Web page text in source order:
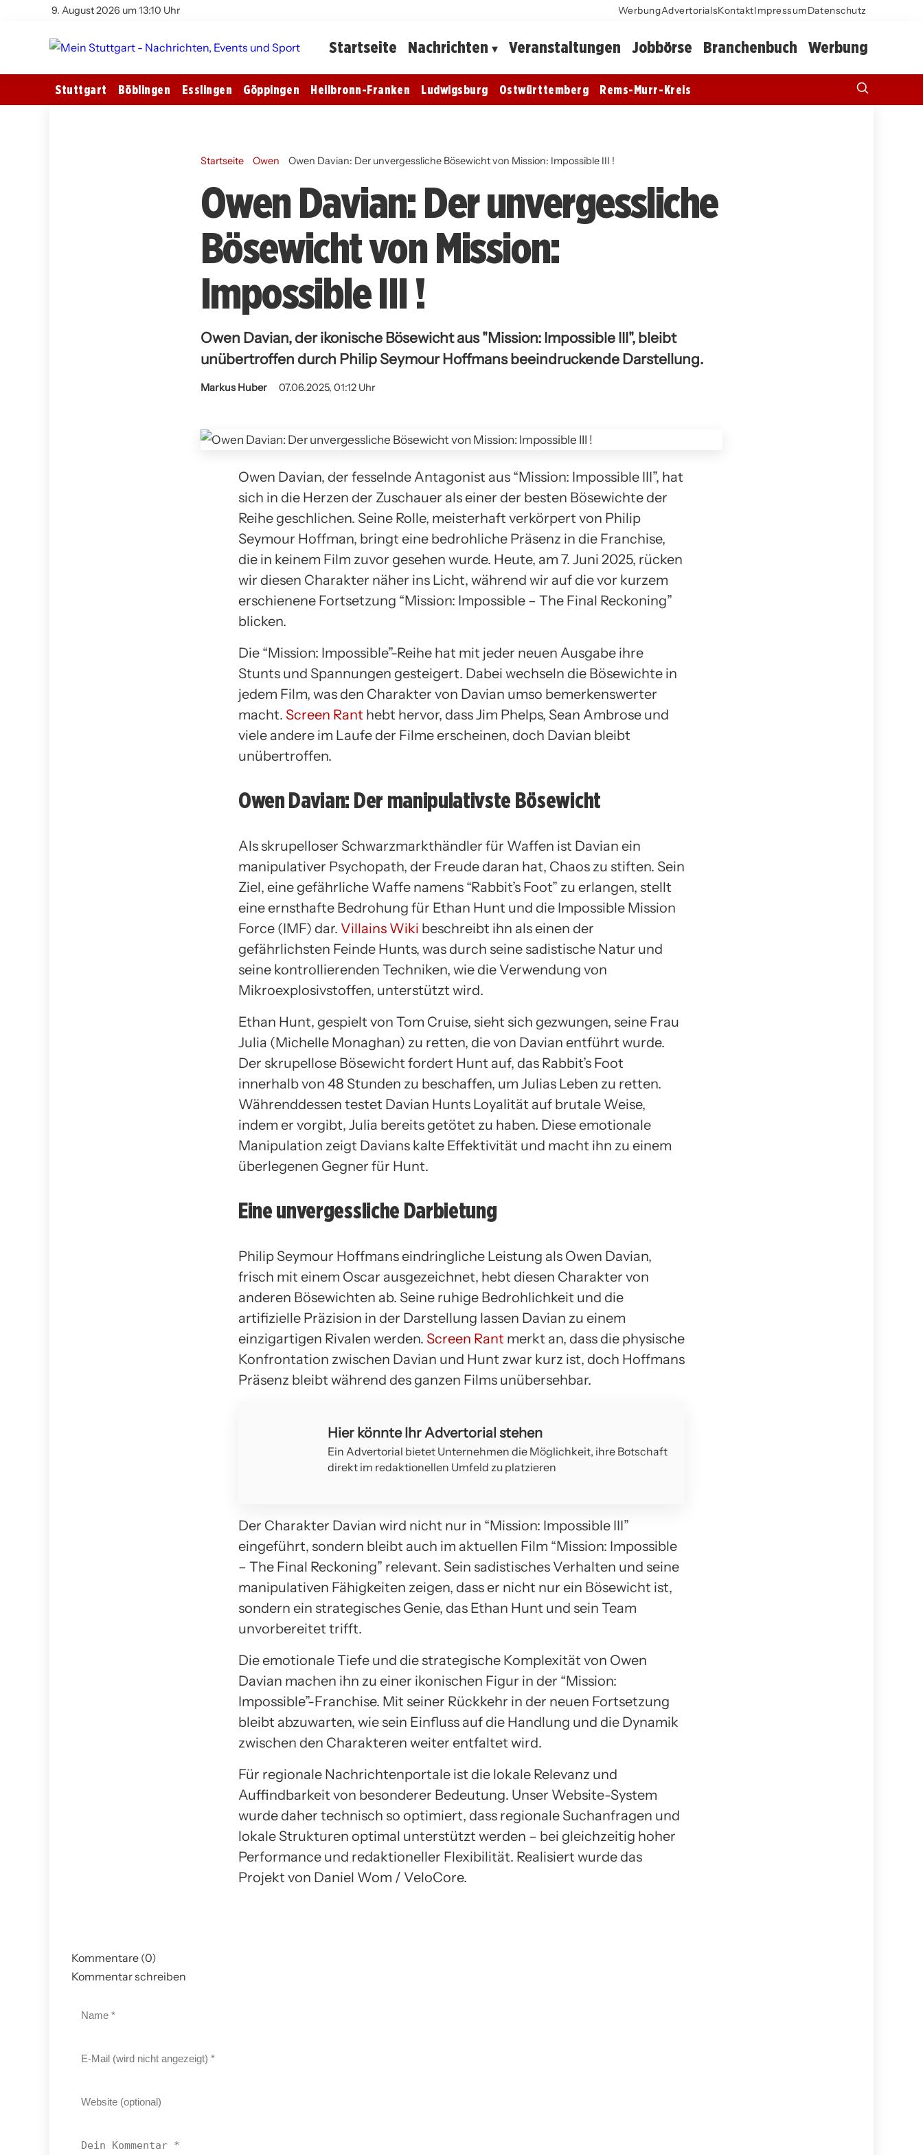
9. August 2026 um 13:10 Uhr WerbungAdvertorialsKontaktImpressumDatenschutz
Startseite Nachrichten Veranstaltungen Jobbörse Branchenbuch Werbung
Stuttgart Böblingen Esslingen Göppingen Heilbronn-Franken Ludwigsburg Ostwürttemberg Rems-Murr-Kreis
Startseite Owen Owen Davian: Der unvergessliche Bösewicht von Mission: Impossible III !
Owen Davian: Der unvergessliche
Bösewicht von Mission:
Impossible III !
Owen Davian, der ikonische Bösewicht aus "Mission: Impossible III", bleibt
unübertroffen durch Philip Seymour Hoffmans beeindruckende Darstellung.
Markus Huber 07.06.2025, 01:12 Uhr
Owen Davian, der fesselnde Antagonist aus “Mission: Impossible III”, hat
sich in die Herzen der Zuschauer als einer der besten Bösewichte der
Reihe geschlichen. Seine Rolle, meisterhaft verkörpert von Philip
Seymour Hoffman, bringt eine bedrohliche Präsenz in die Franchise,
die in keinem Film zuvor gesehen wurde. Heute, am 7. Juni 2025, rücken
wir diesen Charakter näher ins Licht, während wir auf die vor kurzem
erschienene Fortsetzung “Mission: Impossible – The Final Reckoning”
blicken.
Die “Mission: Impossible”-Reihe hat mit jeder neuen Ausgabe ihre
Stunts und Spannungen gesteigert. Dabei wechseln die Bösewichte in
jedem Film, was den Charakter von Davian umso bemerkenswerter
macht. Screen Rant hebt hervor, dass Jim Phelps, Sean Ambrose und
viele andere im Laufe der Filme erscheinen, doch Davian bleibt
unübertroffen.
Owen Davian: Der manipulativste Bösewicht
Als skrupelloser Schwarzmarkthändler für Waffen ist Davian ein
manipulativer Psychopath, der Freude daran hat, Chaos zu stiften. Sein
Ziel, eine gefährliche Waffe namens “Rabbit’s Foot” zu erlangen, stellt
eine ernsthafte Bedrohung für Ethan Hunt und die Impossible Mission
Force (IMF) dar. Villains Wiki beschreibt ihn als einen der
gefährlichsten Feinde Hunts, was durch seine sadistische Natur und
seine kontrollierenden Techniken, wie die Verwendung von
Mikroexplosivstoffen, unterstützt wird.
Ethan Hunt, gespielt von Tom Cruise, sieht sich gezwungen, seine Frau
Julia (Michelle Monaghan) zu retten, die von Davian entführt wurde.
Der skrupellose Bösewicht fordert Hunt auf, das Rabbit’s Foot
innerhalb von 48 Stunden zu beschaffen, um Julias Leben zu retten.
Währenddessen testet Davian Hunts Loyalität auf brutale Weise,
indem er vorgibt, Julia bereits getötet zu haben. Diese emotionale
Manipulation zeigt Davians kalte Effektivität und macht ihn zu einem
überlegenen Gegner für Hunt.
Eine unvergessliche Darbietung
Philip Seymour Hoffmans eindringliche Leistung als Owen Davian,
frisch mit einem Oscar ausgezeichnet, hebt diesen Charakter von
anderen Bösewichten ab. Seine ruhige Bedrohlichkeit und die
artifizielle Präzision in der Darstellung lassen Davian zu einem
einzigartigen Rivalen werden. Screen Rant merkt an, dass die physische
Konfrontation zwischen Davian und Hunt zwar kurz ist, doch Hoffmans
Präsenz bleibt während des ganzen Films unübersehbar.
Hier könnte Ihr Advertorial stehen
Ein Advertorial bietet Unternehmen die Möglichkeit, ihre Botschaft
direkt im redaktionellen Umfeld zu platzieren
Der Charakter Davian wird nicht nur in “Mission: Impossible III”
eingeführt, sondern bleibt auch im aktuellen Film “Mission: Impossible
– The Final Reckoning” relevant. Sein sadistisches Verhalten und seine
manipulativen Fähigkeiten zeigen, dass er nicht nur ein Bösewicht ist,
sondern ein strategisches Genie, das Ethan Hunt und sein Team
unvorbereitet trifft.
Die emotionale Tiefe und die strategische Komplexität von Owen
Davian machen ihn zu einer ikonischen Figur in der “Mission:
Impossible”-Franchise. Mit seiner Rückkehr in der neuen Fortsetzung
bleibt abzuwarten, wie sein Einfluss auf die Handlung und die Dynamik
zwischen den Charakteren weiter entfaltet wird.
Für regionale Nachrichtenportale ist die lokale Relevanz und
Auffindbarkeit von besonderer Bedeutung. Unser Website-System
wurde daher technisch so optimiert, dass regionale Suchanfragen und
lokale Strukturen optimal unterstützt werden – bei gleichzeitig hoher
Performance und redaktioneller Flexibilität. Realisiert wurde das
Projekt von Daniel Wom / VeloCore.
Kommentare (0)
Kommentar schreiben